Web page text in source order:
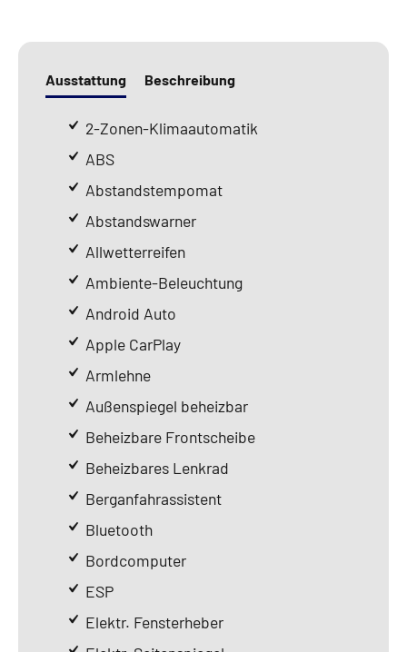
Ausstattung Beschreibung
2-Zonen-Klimaautomatik
ABS
Abstandstempomat
Abstandswarner
Allwetterreifen
Ambiente-Beleuchtung
Android Auto
Apple CarPlay
Armlehne
Außenspiegel beheizbar
Beheizbare Frontscheibe
Beheizbares Lenkrad
Berganfahrassistent
Bluetooth
Bordcomputer
ESP
Elektr. Fensterheber